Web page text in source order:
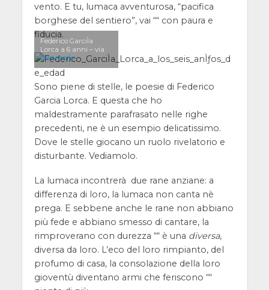
vento. E tu, lumaca avventurosa, “pacifica
borghese del sentiero”, vai ““ con paura e
fiducia.
Federico GarciÌa
Lorca a 6 anni – via
commons
Sono piene di stelle, le poesie di Federico
Garcia Lorca. E questa che ho
maldestramente parafrasato nelle righe
precedenti, ne è un esempio delicatissimo.
Dove le stelle giocano un ruolo rivelatorio e
disturbante. Vediamolo.
La lumaca incontrerà due rane anziane: a
differenza di loro, la lumaca non canta nè
prega. E sebbene anche le rane non abbiano
più fede e abbiano smesso di cantare, la
rimproverano con durezza ““ è una diversa,
diversa da loro. L’eco del loro rimpianto, del
profumo di casa, la consolazione della loro
gioventù diventano armi che feriscono ““